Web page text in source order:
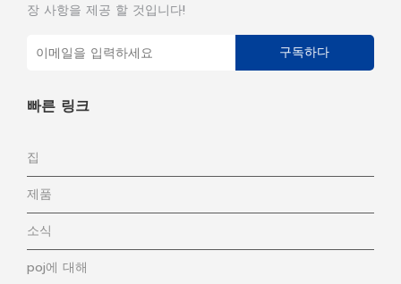
장 사항을 제공 할 것입니다!
구독하다
빠른 링크
집
제품
소식
poj에 대해